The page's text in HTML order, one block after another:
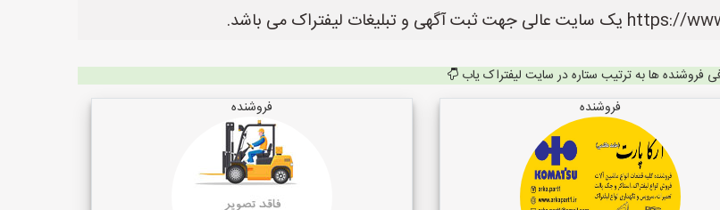
فروشنده ها به ترتیب ستاره در سایت لیفتراک یاب
فروشنده فروشنده